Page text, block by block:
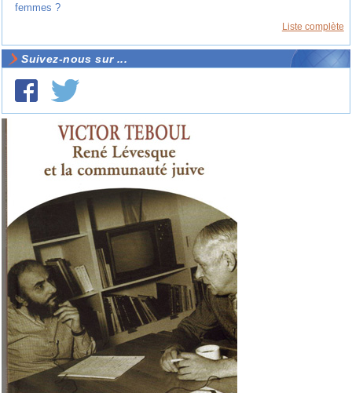
femmes ?
Liste complète
Suivez-nous sur ...